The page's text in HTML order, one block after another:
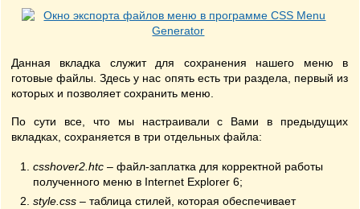
Данная вкладка служит для сохранения нашего меню в
готовые файлы. Здесь у нас опять есть три раздела, первый из
которых и позволяет сохранить меню.
По сути все, что мы настраивали с Вами в предыдущих
вкладках, сохраняется в три отдельных файла:
csshover2.htc – файл-заплатка для корректной работы
полученного меню в Internet Explorer 6;
style.css – таблица стилей, которая обеспечивает